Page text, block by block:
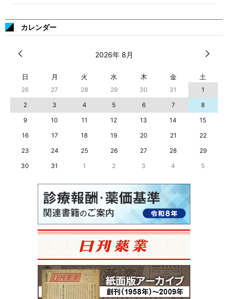
カレンダー
2026年 8月
日 月 火 水 木 金 土
26 27 28 29 30 31
1
2
3 4 5 6 7
8
9
10 11 12 13 14
15
16
17 18 19 20 21
22
23
24 25 26 27 28
29
30
31 1 2 3 4 5